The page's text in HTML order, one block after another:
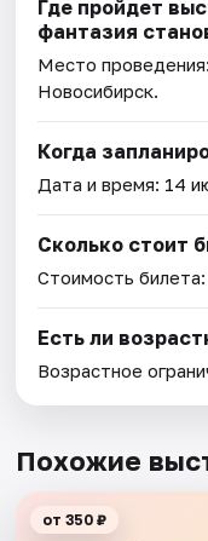
Где пройдет
фантазия
Место проведения:
Новосибирск.
Когда
Дата и время: 14
Сколько стоит
Стоимость
Есть ли
Возрастное
Похожие
от 350 ₽